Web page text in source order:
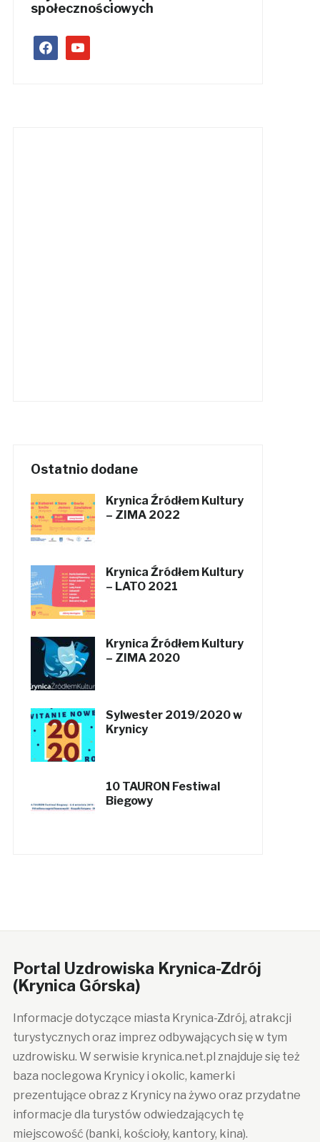
społecznościowych
facebookyoutube
Ostatnio dodane
Krynica Źródłem Kultury
– ZIMA 2022
Krynica Źródłem Kultury
– LATO 2021
Krynica Źródłem Kultury
– ZIMA 2020
Sylwester 2019/2020 w
Krynicy
10 TAURON Festiwal
Biegowy
Portal Uzdrowiska Krynica-Zdrój
(Krynica Górska)
Informacje dotyczące miasta Krynica-Zdrój, atrakcji
turystycznych oraz imprez odbywających się w tym
uzdrowisku. W serwisie krynica.net.pl znajduje się też
baza noclegowa Krynicy i okolic, kamerki
prezentujące obraz z Krynicy na żywo oraz przydatne
informacje dla turystów odwiedzających tę
miejscowość (banki, kościoły, kantory, kina).